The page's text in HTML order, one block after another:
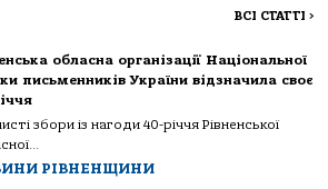
ВСІ СТАТТІ >
обласна організації Національної
письменників України відзначила своє
збори із нагоди 40-річчя Рівненської
РІВНЕНЩИНИ